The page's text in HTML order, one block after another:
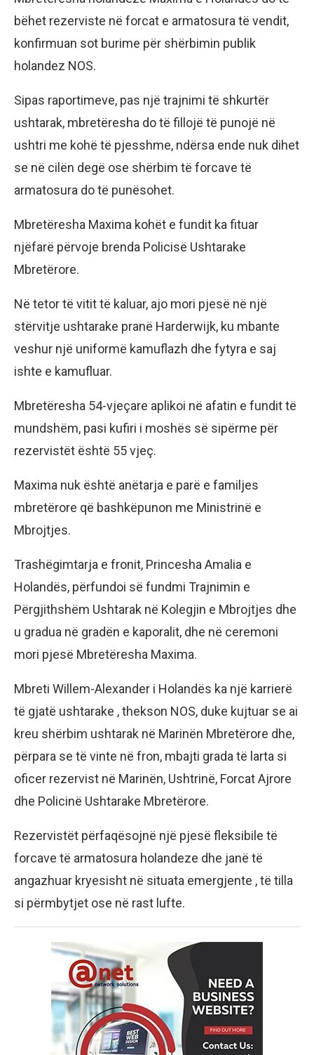
bëhet rezerviste në forcat e armatosura të vendit,
konfirmuan sot burime për shërbimin publik
holandez NOS.
Sipas raportimeve, pas një trajnimi të shkurtër
ushtarak, mbretëresha do të fillojë të punojë në
ushtri me kohë të pjesshme, ndërsa ende nuk dihet
se në cilën degë ose shërbim të forcave të
armatosura do të punësohet.
Mbretëresha Maxima kohët e fundit ka fituar
njëfarë përvoje brenda Policisë Ushtarake
Mbretërore.
Në tetor të vitit të kaluar, ajo mori pjesë në një
stërvitje ushtarake pranë Harderwijk, ku mbante
veshur një uniformë kamuflazh dhe fytyra e saj
ishte e kamufluar.
Mbretëresha 54-vjeçare aplikoi në afatin e fundit të
mundshëm, pasi kufiri i moshës së sipërme për
rezervistët është 55 vjeç.
Maxima nuk është anëtarja e parë e familjes
mbretërore që bashkëpunon me Ministrinë e
Mbrojtjes.
Trashëgimtarja e fronit, Princesha Amalia e
Holandës, përfundoi së fundmi Trajnimin e
Përgjithshëm Ushtarak në Kolegjin e Mbrojtjes dhe
u gradua në gradën e kaporalit, dhe në ceremoni
mori pjesë Mbretëresha Maxima.
Mbreti Willem-Alexander i Holandës ka një karrierë
të gjatë ushtarake , thekson NOS, duke kujtuar se ai
kreu shërbim ushtarak në Marinën Mbretërore dhe,
përpara se të vinte në fron, mbajti grada të larta si
oficer rezervist në Marinën, Ushtrinë, Forcat Ajrore
dhe Policinë Ushtarake Mbretërore.
Rezervistët përfaqësojnë një pjesë fleksibile të
forcave të armatosura holandeze dhe janë të
angazhuar kryesisht në situata emergjente , të tilla
si përmbytjet ose në rast lufte.